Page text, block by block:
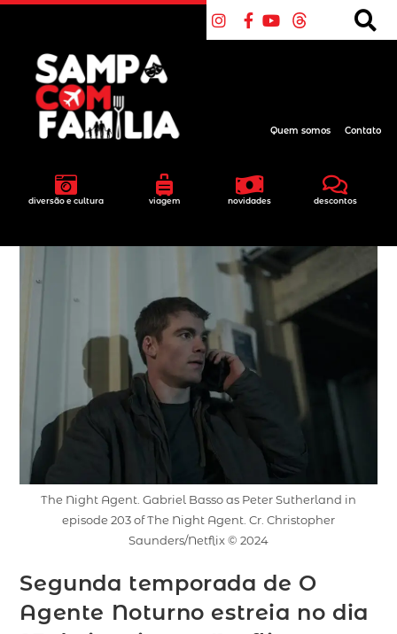
diversão e cultura viagem novidades descontos
Quem somos Contato
The Night Agent. Gabriel Basso as Peter Sutherland in
episode 203 of The Night Agent. Cr. Christopher
Saunders/Netflix © 2024
Segunda temporada de O
Agente Noturno estreia no dia